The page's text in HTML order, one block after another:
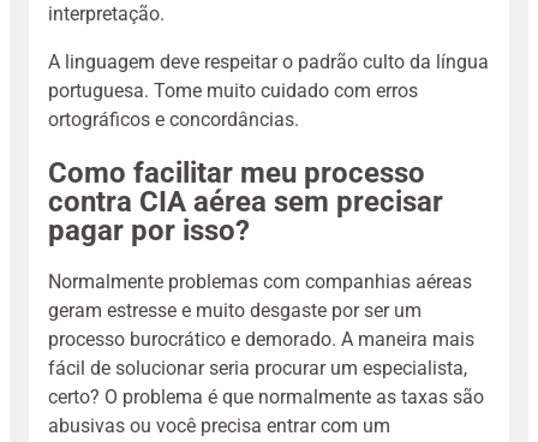
interpretação.
A linguagem deve respeitar o padrão culto da língua
portuguesa. Tome muito cuidado com erros
ortográficos e concordâncias.
Como facilitar meu processo
contra CIA aérea sem precisar
pagar por isso?
Normalmente problemas com companhias aéreas
geram estresse e muito desgaste por ser um
processo burocrático e demorado. A maneira mais
fácil de solucionar seria procurar um especialista,
certo? O problema é que normalmente as taxas são
abusivas ou você precisa entrar com um